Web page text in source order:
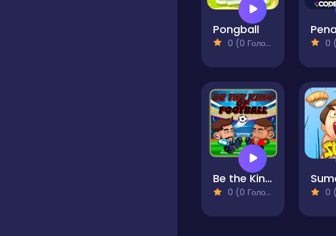
Pongball
0 (0 Голосів) 0
Be the King of Football
0 (0 Голосів) 0